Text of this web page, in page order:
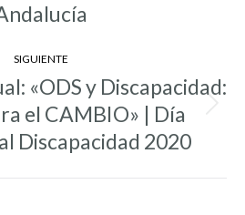
SIGUIENTE
Entrada
siguiente:
«ODS y Discapacidad:
el CAMBIO» | Día
Discapacidad 2020